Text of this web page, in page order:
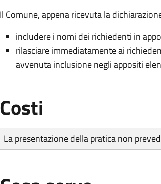
Il Comune, appena ricevuta la
includere i nomi dei richiedenti in
rilasciare immediatamente ai
avvenuta inclusione negli appositi
Costi
Tipo di pagamento
Importo
La presentazione della pratica non